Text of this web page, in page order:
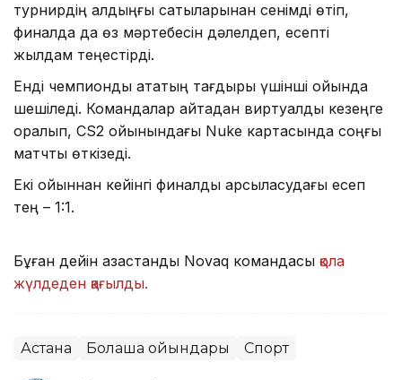
турнирдің алдыңғы сатыларынан сенімді өтіп,
финалда да өз мәртебесін дәлелдеп, есепті
жылдам теңестірді.
Енді чемпиондық атақтың тағдыры үшінші ойында
шешіледі. Командалар қайтадан виртуалды кезеңге
оралып, CS2 ойынындағы Nuke картасында соңғы
матчты өткізеді.
Екі ойыннан кейінгі финалдық қарсыласудағы есеп
тең – 1:1.
Бұған дейін қазақстандық Novaq командасы қола
жүлдеден қағылды.
Астана Болашақ ойындары Спорт